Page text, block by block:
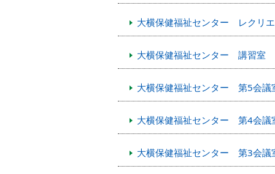
大横保健福祉センター レクリ
大横保健福祉センター 講習室
大横保健福祉センター 第5会議
大横保健福祉センター 第4会議
大横保健福祉センター 第3会議